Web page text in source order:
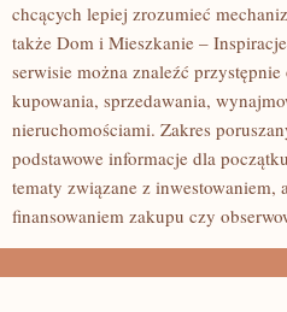
chcących lepiej zrozumieć
także Dom i Mieszkanie –
serwisie można znaleźć
kupowania, sprzedawania,
nieruchomościami. Zakres
podstawowe informacje dla
tematy związane z inwestowaniem,
finansowaniem zakupu czy